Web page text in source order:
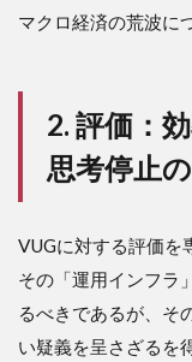
内容
析：
の設
計思
トフ
ォリ
オの
解剖
マクロ経済の荒波に
2. 評価：
思考停止
VUGに対する評価を
その「運用インフラ
るべきであるが、そ
い疑義を呈さざるを